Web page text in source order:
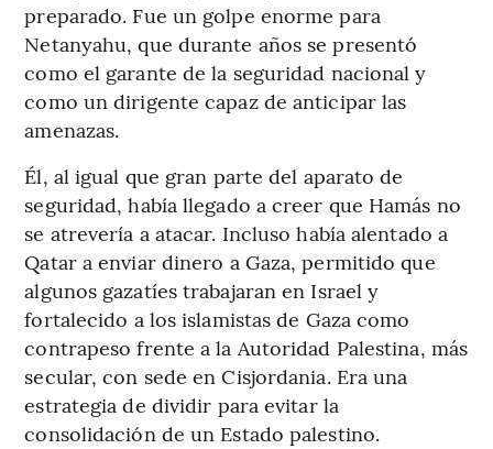
preparado. Fue un golpe enorme para
Netanyahu, que durante años se presentó
como el garante de la seguridad nacional y
como un dirigente capaz de anticipar las
amenazas.
Él, al igual que gran parte del aparato de
seguridad, había llegado a creer que Hamás no
se atrevería a atacar. Incluso había alentado a
Qatar a enviar dinero a Gaza, permitido que
algunos gazatíes trabajaran en Israel y
fortalecido a los islamistas de Gaza como
contrapeso frente a la Autoridad Palestina, más
secular, con sede en Cisjordania. Era una
estrategia de dividir para evitar la
consolidación de un Estado palestino.